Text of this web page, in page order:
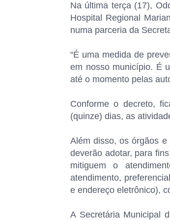
Na última terça (17),
Hospital Regional
numa parceria da
“É uma medida de
em nosso município. É
até o momento pelas
Conforme o decreto,
(quinze) dias, as
Além disso, os órgãos
deverão adotar, para
mitiguem o
atendimento,
e endereço eletrônico),
A Secretária Municipal